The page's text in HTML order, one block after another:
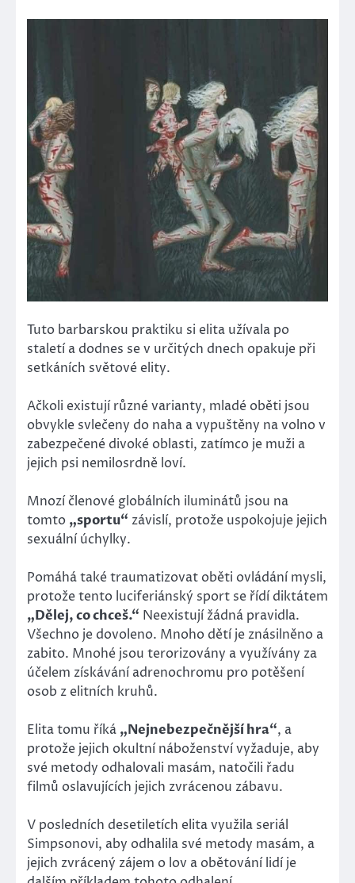
Tuto barbarskou praktiku si elita užívala po
staletí a dodnes se v určitých dnech opakuje při
setkáních světové elity.
Ačkoli existují různé varianty, mladé oběti jsou
obvykle svlečeny do naha a vypuštěny na volno v
zabezpečené divoké oblasti, zatímco je muži a
jejich psi nemilosrdně loví.
Mnozí členové globálních iluminátů jsou na
tomto „sportu“ závislí, protože uspokojuje jejich
sexuální úchylky.
Pomáhá také traumatizovat oběti ovládání mysli,
protože tento luciferiánský sport se řídí diktátem
„Dělej, co chceš.“ Neexistují žádná pravidla.
Všechno je dovoleno. Mnoho dětí je znásilněno a
zabito. Mnohé jsou terorizovány a využívány za
účelem získávání adrenochromu pro potěšení
osob z elitních kruhů.
Elita tomu říká „Nejnebezpečnější hra“, a
protože jejich okultní náboženství vyžaduje, aby
své metody odhalovali masám, natočili řadu
filmů oslavujících jejich zvrácenou zábavu.
V posledních desetiletích elita využila seriál
Simpsonovi, aby odhalila své metody masám, a
jejich zvrácený zájem o lov a obětování lidí je